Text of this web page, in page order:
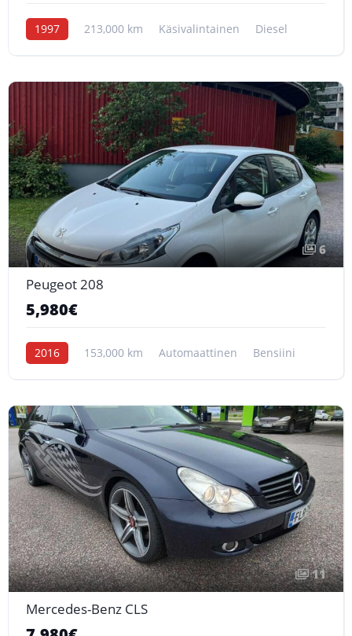
1997 213,000 km Käsivalintainen Diesel
6
Peugeot 208
5,980€
2016 153,000 km Automaattinen Bensiini
11
Mercedes-Benz CLS